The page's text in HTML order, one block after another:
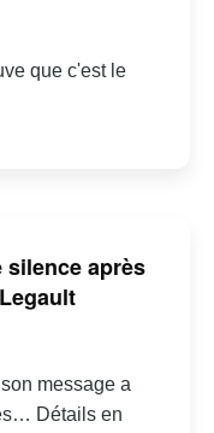
que c'est le
après
message a
Détails en